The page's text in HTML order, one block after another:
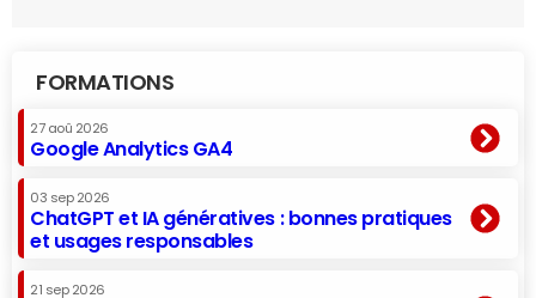
FORMATIONS
27 aoû 2026
Google Analytics GA4
03 sep 2026
ChatGPT et IA génératives : bonnes pratiques
et usages responsables
21 sep 2026